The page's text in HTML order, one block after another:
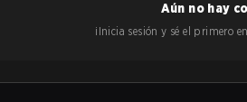
Aún no hay
¡Inicia sesión y sé el primero